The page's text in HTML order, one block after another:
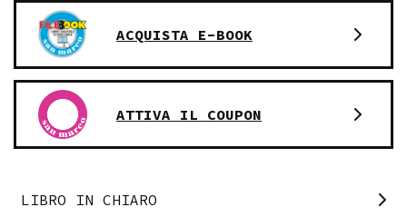
ACQUISTA E-BOOK
ATTIVA IL COUPON
LIBRO IN CHIARO